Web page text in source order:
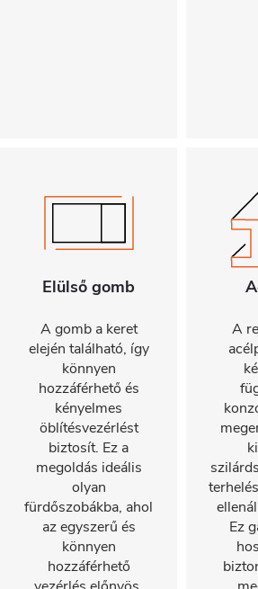
Elülső gomb
A gomb a keret
elején található, így
könnyen
hozzáférhető és
kényelmes
öblítésvezérlést
biztosít. Ez a
megoldás ideális
olyan
fürdőszobákba, ahol
az egyszerű és
könnyen
hozzáférhető
A
Ez